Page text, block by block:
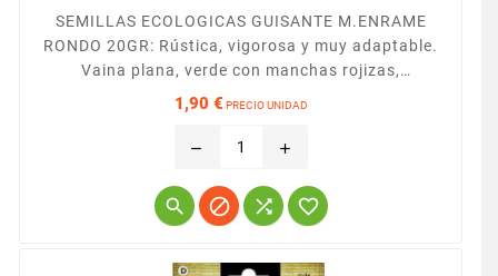
SEMILLAS ECOLOGICAS GUISANTE M.ENRAME
RONDO 20GR: Rústica, vigorosa y muy adaptable.
Vaina plana, verde con manchas rojizas,
prácticamente recta, de 18 cm. de longitud y 2-2,2
1,90 € PRECIO UNIDAD
remove add
   